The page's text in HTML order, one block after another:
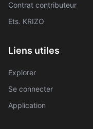
Contrat contributeur
Ets. KRIZO
Liens utiles
Explorer
Se connecter
Application